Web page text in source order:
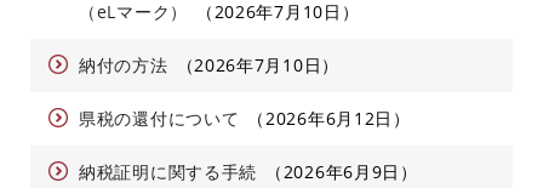
（eLマーク）
2026年7月10日
納付の方法 2026年7月10日
県税の還付について 2026年6月12日
納税証明に関する手続 2026年6月9日